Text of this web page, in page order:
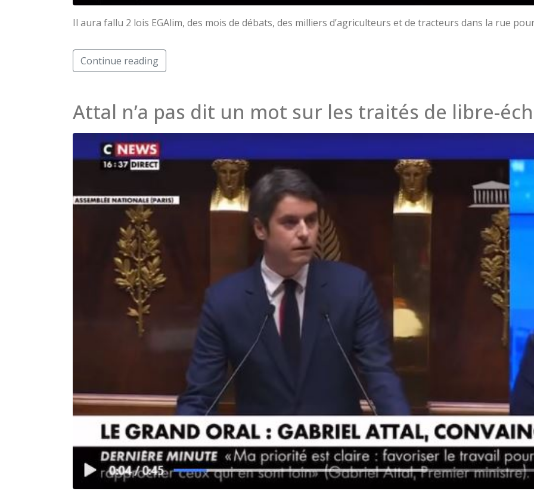
Il aura fallu 2 lois EGAlim, des mois de débats, des milliers d’agriculteurs et de tracteurs dans la rue
Continue reading
Attal n’a pas dit un mot sur les traités de libre-